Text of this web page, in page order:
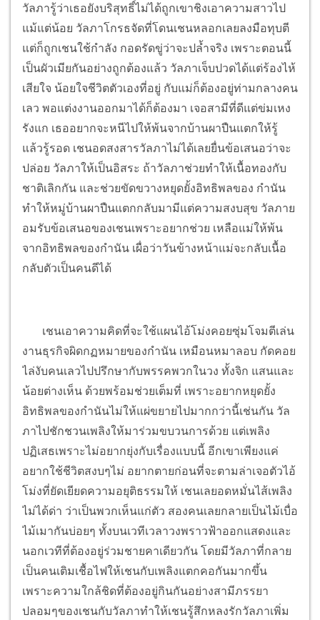
วัลภารู้ว่าเธอยังบริสุทธิ์ไม่ได้ถูกเขาชิงเอาความสาวไป
แม้แต่น้อย วัลภาโกรธจัดที่โดนเชนหลอกเลยลงมือทุบตี
แต่ก็ถูกเชนใช้กำลัง กอดรัดขู่ว่าจะปล้ำจริง เพราะตอนนี้
เป็นผัวเมียกันอย่างถูกต้องแล้ว วัลภาเจ็บปวดได้แต่ร้องไห้
เสียใจ น้อยใจชีวิตตัวเองที่อยู่ กับแม่ก็ต้องอยู่ท่ามกลางคน
เลว พอแต่งงานออกมาได้ก็ต้องมา เจอสามีที่ดีแต่ข่มเหง
รังแก เธออยากจะหนีไปให้พ้นจากบ้านผาปืนแตกให้รู้
แล้วรู้รอด เชนอดสงสารวัลภาไม่ได้เลยยื่นข้อเสนอว่าจะ
ปล่อย วัลภาให้เป็นอิสระ ถ้าวัลภาช่วยทำให้เนื้อทองกับ
ชาติเลิกกัน และช่วยขัดขวางหยุดยั้งอิทธิพลของ กำนัน
ทำให้หมู่บ้านผาปืนแตกกลับมามีแต่ความสงบสุข วัลภาย
อมรับข้อเสนอของเชนเพราะอยากช่วย เหลือแม่ให้พ้น
จากอิทธิพลของกำนัน เผื่อว่าวันข้างหน้าแม่จะกลับเนื้อ
กลับตัวเป็นคนดีได้
เชนเอาความคิดที่จะใช้แผนไอ้โม่งคอยซุ่มโจมตีเล่น
งานธุรกิจผิดกฏหมายของกำนัน เหมือนหมาลอบ กัดคอย
ไล่งับคนเลวไปปรึกษากับพรรคพวกในวง ทั้งจิก แสนและ
น้อยต่างเห็น ด้วยพร้อมช่วยเต็มที่ เพราะอยากหยุดยั้ง
อิทธิพลของกำนันไม่ให้แผ่ขยายไปมากกว่านี้เช่นกัน วัล
ภาไปชักชวนเพลิงให้มาร่วมขบวนการด้วย แต่เพลิง
ปฏิเสธเพราะไม่อยากยุ่งกับเรื่องแบบนี้ อีกเขาเพียงแค่
อยากใช้ชีวิตสงบๆไม่ อยากตายก่อนที่จะตามล่าเจอตัวไอ้
โม่งที่ยัดเยียดความอยุติธรรมให้ เชนเลยอดหมั่นไส้เพลิง
ไม่ได้ด่า ว่าเป็นพวกเห็นแก่ตัว สองคนเลยกลายเป็นไม้เบื่อ
ไม้เมากันบ่อยๆ ทั้งบนเวทีเวลาวงพราวฟ้าออกแสดงและ
นอกเวทีที่ต้องอยู่ร่วมชายคาเดียวกัน โดยมีวัลภาที่กลาย
เป็นคนเติมเชื้อไฟให้เชนกับเพลิงแตกคอกันมากขึ้น
เพราะความใกล้ชิดที่ต้องอยู่กินกันอย่างสามีภรรยา
ปลอมๆของเชนกับวัลภาทำให้เชนรู้สึกหลงรักวัลภาเพิ่ม